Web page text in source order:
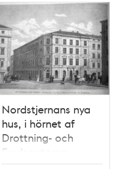
Nordstjernans nya
hus, i hörnet af
Drottning- och
Fredsgatorna